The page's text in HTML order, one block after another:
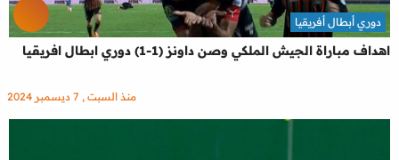
اهداف مباراة الجيش الملكي وصن داونز (1-1) دوري ابطال افريقيا
دوري أبطال أفريقيا
منذ السبت , 7 ديسمبر 2024